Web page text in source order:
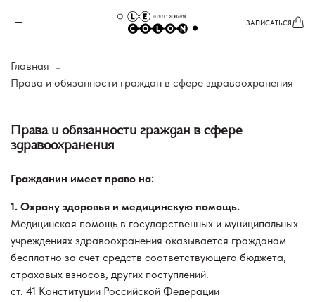
ЗАПИСАТЬСЯ
Главная
Права и обязанности граждан в сфере здравоохранения
Права и обязанности граждан в сфере
здравоохранения
Гражданин имеет право на:
1. Охрану здоровья и медицинскую помощь.
Медицинская помощь в государственных и муниципальных
учреждениях здравоохранения оказывается гражданам
бесплатно за счет средств соответствующего бюджета,
страховых взносов, других поступлений.
ст. 41 Конституции Российской Федерации